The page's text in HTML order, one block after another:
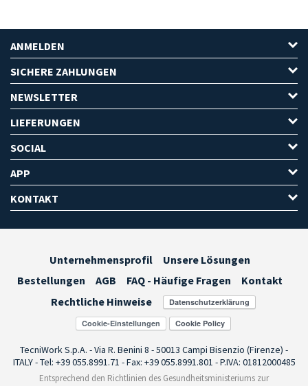
ANMELDEN
SICHERE ZAHLUNGEN
NEWSLETTER
LIEFERUNGEN
SOCIAL
APP
KONTAKT
Unternehmensprofil
Unsere Lösungen
Bestellungen
AGB FAQ - Häufige Fragen
Kontakt
Rechtliche Hinweise
Cookie-Einstellungen
TecniWork S.p.A. - Via R. Benini 8 - 50013 Campi Bisenzio (Firenze) -
ITALY - Tel: +39 055.8991.71 - Fax: +39 055.8991.801 - P.IVA: 01812000485
Entsprechend den Richtlinien des Gesundheitsministeriums zur